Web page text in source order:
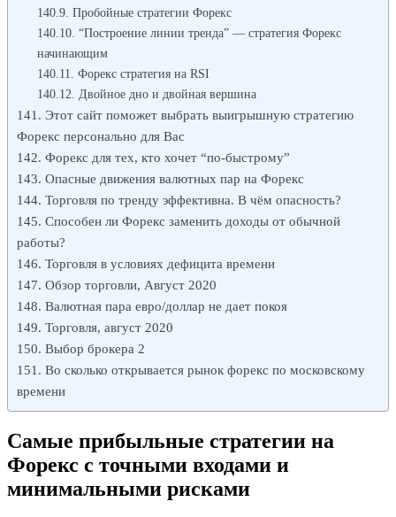
Пробойные стратегии Форекс
“Построение линии тренда” — стратегия Форекс
начинающим
Форекс стратегия на RSI
Двойное дно и двойная вершина
Этот сайт поможет выбрать выигрышную стратегию
Форекс персонально для Вас
Форекс для тех, кто хочет “по-быстрому”
Опасные движения валютных пар на Форекс
Торговля по тренду эффективна. В чём опасность?
Способен ли Форекс заменить доходы от обычной
работы?
Торговля в условиях дефицита времени
Обзор торговли, Август 2020
Валютная пара евро/доллар не дает покоя
Торговля, август 2020
Выбор брокера 2
Во сколько открывается рынок форекс по московскому
времени
Самые прибыльные стратегии на
Форекс с точными входами и
минимальными рисками